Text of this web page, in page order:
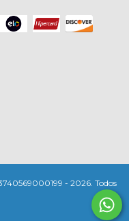
- 2026. Todos